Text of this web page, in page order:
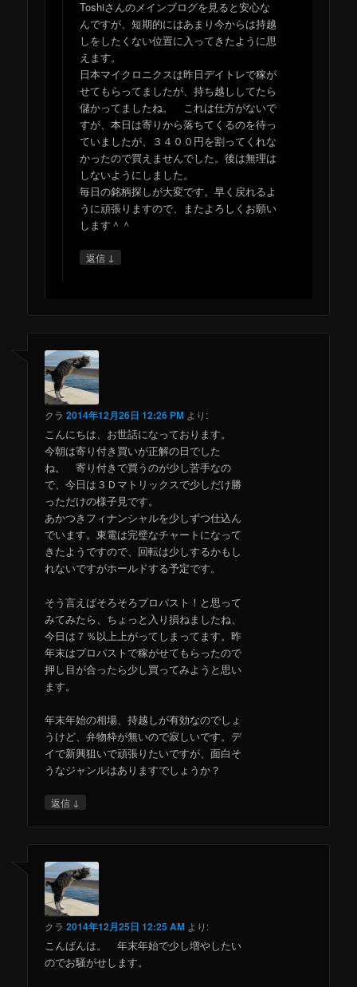
Toshiさんのメインブログを見ると安心な
んですが、短期的にはあまり今からは持越
しをしたくない位置に入ってきたように思
えます。
日本マイクロニクスは昨日デイトレで稼が
せてもらってましたが、持ち越ししてたら
儲かってましたね。 これは仕方がないで
すが、本日は寄りから落ちてくるのを待っ
ていましたが、３４００円を割ってくれな
かったので買えませんでした。後は無理は
しないようにしました。
毎日の銘柄探しが大変です。早く戻れるよ
うに頑張りますので、またよろしくお願い
します＾＾
返信 ↓
クラ 2014年12月26日 12:26 PM より:
こんにちは、お世話になっております。
今朝は寄り付き買いが正解の日でした
ね。 寄り付きで買うのが少し苦手なの
で、今日は３Ｄマトリックスで少しだけ勝
っただけの様子見です。
あかつきフィナンシャルを少しずつ仕込ん
でいます。東電は完璧なチャートになって
きたようですので、回転は少しするかもし
れないですがホールドする予定です。
そう言えばそろそろプロパスト！と思って
みてみたら、ちょっと入り損ねましたね、
今日は７％以上上がってしまってます。昨
年末はプロパストで稼がせてもらったので
押し目が合ったら少し買ってみようと思い
ます。
年末年始の相場、持越しが有効なのでしょ
うけど、弁物枠が無いので寂しいです。デ
イで新興狙いで頑張りたいですが、面白そ
うなジャンルはありますでしょうか？
返信 ↓
クラ 2014年12月25日 12:25 AM より:
こんばんは。 年末年始で少し増やしたい
のでお騒がせします。